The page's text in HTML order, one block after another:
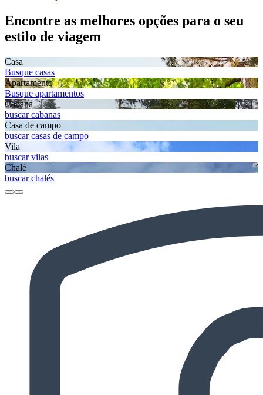
Encontre as melhores opções para o seu
estilo de viagem
Casa
Busque casas
Apartamento
Busque apartamentos
Cabana
buscar cabanas
Casa de campo
buscar casas de campo
Vila
buscar vilas
Chalé
buscar chalés